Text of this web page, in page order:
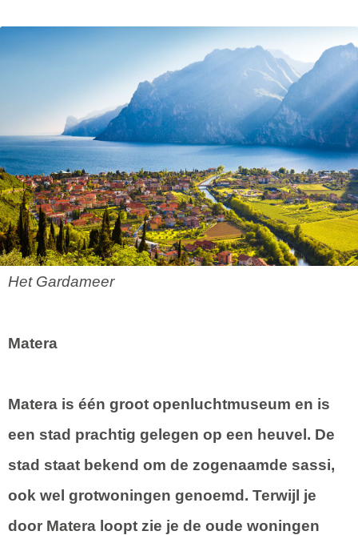
Het Gardameer
Matera
Matera is één groot openluchtmuseum en is
een stad prachtig gelegen op een heuvel. De
stad staat bekend om de zogenaamde sassi,
ook wel grotwoningen genoemd. Terwijl je
door Matera loopt zie je de oude woningen